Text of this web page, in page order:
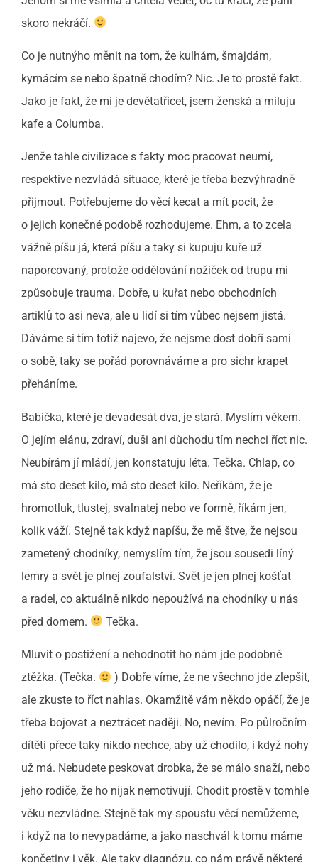
skoro nekráčí.
Co je nutnýho měnit na tom, že kulhám, šmajdám,
kymácím se nebo špatně chodím? Nic. Je to prostě fakt.
Jako je fakt, že mi je devětatřicet, jsem ženská a miluju
kafe a Columba.
Jenže tahle civilizace s fakty moc pracovat neumí,
respektive nezvládá situace, které je třeba bezvýhradně
přijmout. Potřebujeme do věcí kecat a mít pocit, že
o jejich konečné podobě rozhodujeme. Ehm, a to zcela
vážně píšu já, která píšu a taky si kupuju kuře už
naporcovaný, protože oddělování nožiček od trupu mi
způsobuje trauma. Dobře, u kuřat nebo obchodních
artiklů to asi neva, ale u lidí si tím vůbec nejsem jistá.
Dáváme si tím totiž najevo, že nejsme dost dobří sami
o sobě, taky se pořád porovnáváme a pro sichr krapet
přeháníme.
Babička, které je devadesát dva, je stará. Myslím věkem.
O jejím elánu, zdraví, duši ani důchodu tím nechci říct nic.
Neubírám jí mládí, jen konstatuju léta. Tečka. Chlap, co
má sto deset kilo, má sto deset kilo. Neříkám, že je
hromotluk, tlustej, svalnatej nebo ve formě, říkám jen,
kolik váží. Stejně tak když napíšu, že mě štve, že nejsou
zametený chodníky, nemyslím tím, že jsou sousedi líný
lemry a svět je plnej zoufalství. Svět je jen plnej košťat
a radel, co aktuálně nikdo nepoužívá na chodníky u nás
před domem.
Tečka.
Mluvit o postižení a nehodnotit ho nám jde podobně
ztěžka. (Tečka.
) Dobře víme, že ne všechno jde zlepšit,
ale zkuste to říct nahlas. Okamžitě vám někdo opáčí, že je
třeba bojovat a neztrácet naději. No, nevím. Po půlročním
dítěti přece taky nikdo nechce, aby už chodilo, i když nohy
už má. Nebudete peskovat drobka, že se málo snaží, nebo
jeho rodiče, že ho nijak nemotivují. Chodit prostě v tomhle
věku nezvládne. Stejně tak my spoustu věcí nemůžeme,
i když na to nevypadáme, a jako naschvál k tomu máme
končetiny i věk. Ale taky diagnózu, co nám právě některé